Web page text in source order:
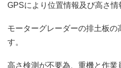
GPSにより位置情報及び高さ情
モーターグレーダーの排土板の
す。
高さ検測が不要為、重機と作